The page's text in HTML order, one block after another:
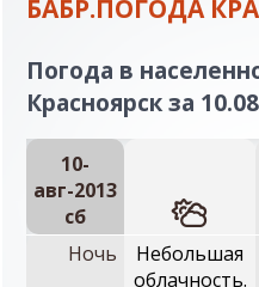
БАБР.ПОГОДА
Погода в
Красноярск за
10-
авг-2013
сб
Ночь
Небольшая
облачность.